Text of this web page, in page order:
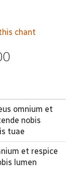
chant
omnium et
nobis
tuae
et respice
lumen